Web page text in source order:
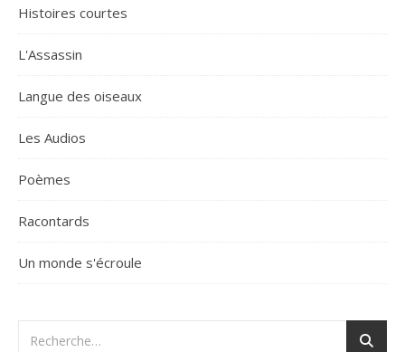
Histoires courtes
L'Assassin
Langue des oiseaux
Les Audios
Poèmes
Racontards
Un monde s'écroule